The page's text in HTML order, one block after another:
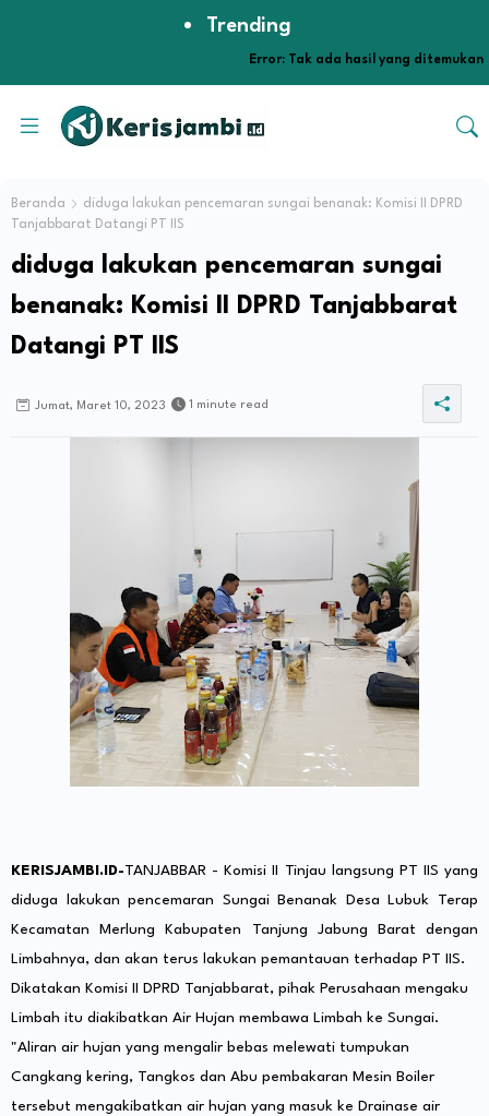
Trending
Error: Tak ada hasil yang ditemukan
Beranda
diduga lakukan pencemaran sungai benanak: Komisi II DPRD
Tanjabbarat Datangi PT IIS
diduga lakukan pencemaran sungai
benanak: Komisi II DPRD Tanjabbarat
Datangi PT IIS
Jumat, Maret 10, 2023 1 minute read
KERISJAMBI.ID-TANJABBAR - Komisi II Tinjau langsung PT IIS yang
diduga lakukan pencemaran Sungai Benanak Desa Lubuk Terap
Kecamatan Merlung Kabupaten Tanjung Jabung Barat dengan
Limbahnya, dan akan terus lakukan pemantauan terhadap PT IIS.
Dikatakan Komisi II DPRD Tanjabbarat, pihak Perusahaan mengaku
Limbah itu diakibatkan Air Hujan membawa Limbah ke Sungai.
"Aliran air hujan yang mengalir bebas melewati tumpukan
Cangkang kering, Tangkos dan Abu pembakaran Mesin Boiler
tersebut mengakibatkan air hujan yang masuk ke Drainase air